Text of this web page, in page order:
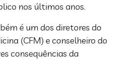
nos últimos anos.
é um dos diretores do
(CFM) e conselheiro do
consequências da